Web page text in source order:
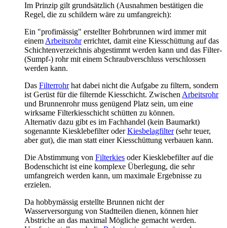
Im Prinzip gilt grundsätzlich (Ausnahmen bestätigen die
Regel, die zu schildern wäre zu umfangreich):
Ein "profimässig" erstellter Bohrbrunnen wird immer mit
einem Arbeitsrohrerrichtet, damit eine Kiesschüttung auf das
Schichtenverzeichnis abgestimmt werden kann und das Filter-
(Sumpf-) rohr mit einem Schraubverschluss verschlossen
werden kann.
Das Filterrohrhat dabei nicht die Aufgabe zu filtern, sondern
ist Gerüst für die filternde Kiesschicht. Zwischen Arbeitsrohr
und Brunnenrohr muss genügend Platz sein, um eine
wirksame Filterkiesschicht schütten zu können.
Alternativ dazu gibt es im Fachhandel (kein Baumarkt)
sogenannte Kiesklebefilter oderKiesbelagfilter(sehr teuer,
aber gut), die man statt einer Kiesschüttung verbauen kann.
Die Abstimmung von Filterkies oder Kiesklebefilter auf die
Bodenschicht ist eine komplexe Überlegung, die sehr
umfangreich werden kann, um maximale Ergebnisse zu
erzielen.
Da hobbymässig erstellte Brunnen nicht der
Wasserversorgung von Stadtteilen dienen, können hier
Abstriche an das maximal Mögliche gemacht werden.